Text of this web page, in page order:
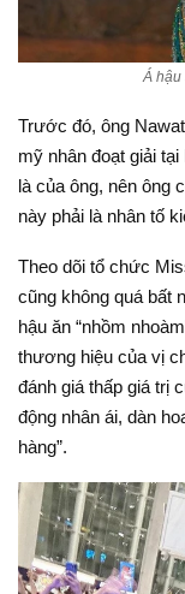
Á hậu
Trước đó, ông
mỹ nhân đoạt giải
là của ông, nên ông
này phải là nhân tố
Theo dõi tổ chức
cũng không quá bất
hậu ăn “nhồm
thương hiệu của vị
đánh giá thấp giá trị
động nhân ái, dàn
hàng”.